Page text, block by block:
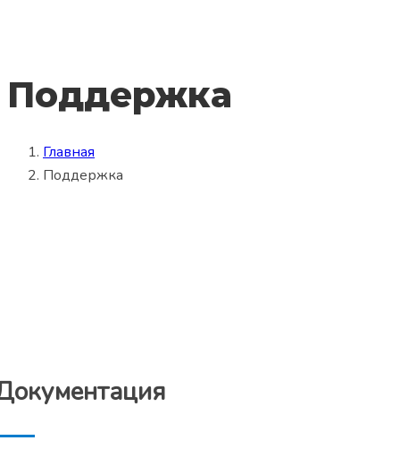
Поддержка
Главная
Поддержка